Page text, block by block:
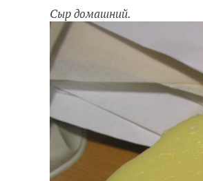
Сыр домашний.